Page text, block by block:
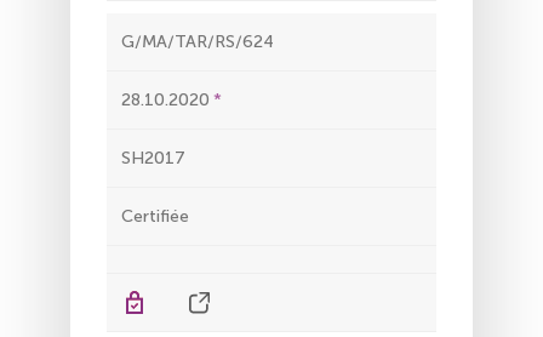
G/MA/TAR/RS/624
28.10.2020
SH2017
Certifiée